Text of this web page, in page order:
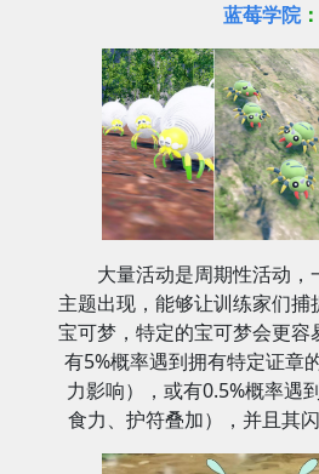
蓝莓学院
大量活动是周期性活动，
主题出现，能够让训练家们捕
宝可梦，特定的宝可梦会更容
有5%概率遇到拥有特定证章
力影响），或有0.5%概率遇
食力、护符叠加），并且其